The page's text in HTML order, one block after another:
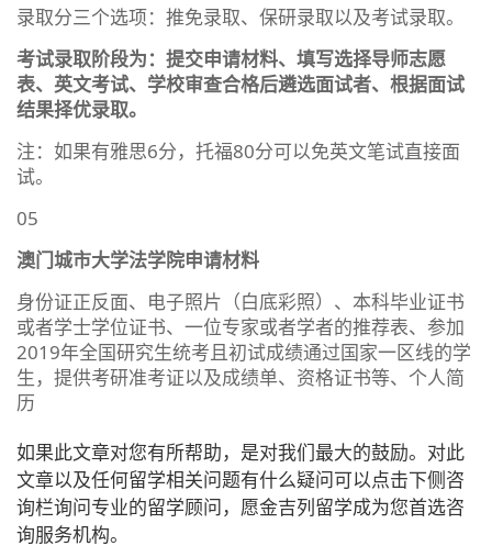
录取分三个选项：推免录取、保研录取以及考试录取。
考试录取阶段为：提交申请材料、填写选择导师志愿
表、英文考试、学校审查合格后遴选面试者、根据面试
结果择优录取。
注：如果有雅思6分，托福80分可以免英文笔试直接面
试。
05
澳门城市大学法学院申请材料
身份证正反面、电子照片（白底彩照）、本科毕业证书
或者学士学位证书、一位专家或者学者的推荐表、参加
2019年全国研究生统考且初试成绩通过国家一区线的学
生，提供考研准考证以及成绩单、资格证书等、个人简
历
如果此文章对您有所帮助，是对我们最大的鼓励。对此
文章以及任何留学相关问题有什么疑问可以点击下侧咨
询栏询问专业的留学顾问，愿金吉列留学成为您首选咨
询服务机构。